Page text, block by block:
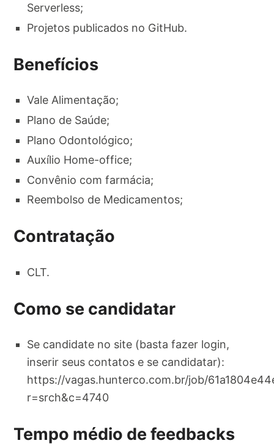
Serverless;
Projetos publicados no GitHub.
Benefícios
Vale Alimentação;
Plano de Saúde;
Plano Odontológico;
Auxílio Home-office;
Convênio com farmácia;
Reembolso de Medicamentos;
Contratação
CLT.
Como se candidatar
Se candidate no site (basta fazer login,
inserir seus contatos e se candidatar):
https://vagas.hunterco.com.br/job/
r=srch&c=4740
Tempo médio de feedbacks